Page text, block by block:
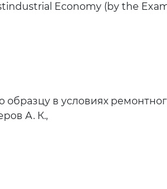
Economy (by the
в условиях
А. К.,